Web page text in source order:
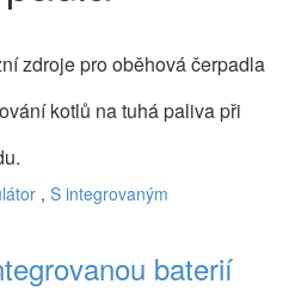
zdroje pro oběhová čerpadla
kotlů na tuhá paliva při
, S integrovaným
baterií